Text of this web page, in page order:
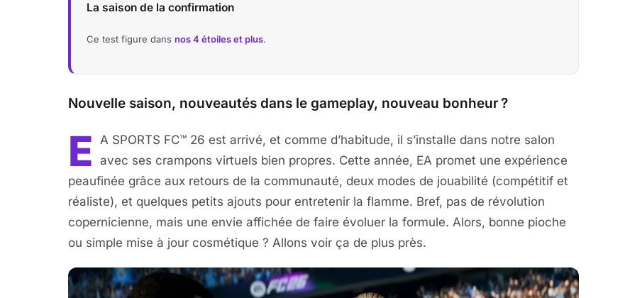
La saison de la confirmation
Ce test figure dans nos 4 étoiles et plus.
Nouvelle saison, nouveautés dans le gameplay, nouveau bonheur ?
E A SPORTS FC™ 26 est arrivé, et comme d’habitude, il s’installe dans notre salon
avec ses crampons virtuels bien propres. Cette année, EA promet une expérience
peaufinée grâce aux retours de la communauté, deux modes de jouabilité (compétitif et
réaliste), et quelques petits ajouts pour entretenir la flamme. Bref, pas de révolution
copernicienne, mais une envie affichée de faire évoluer la formule. Alors, bonne pioche
ou simple mise à jour cosmétique ? Allons voir ça de plus près.